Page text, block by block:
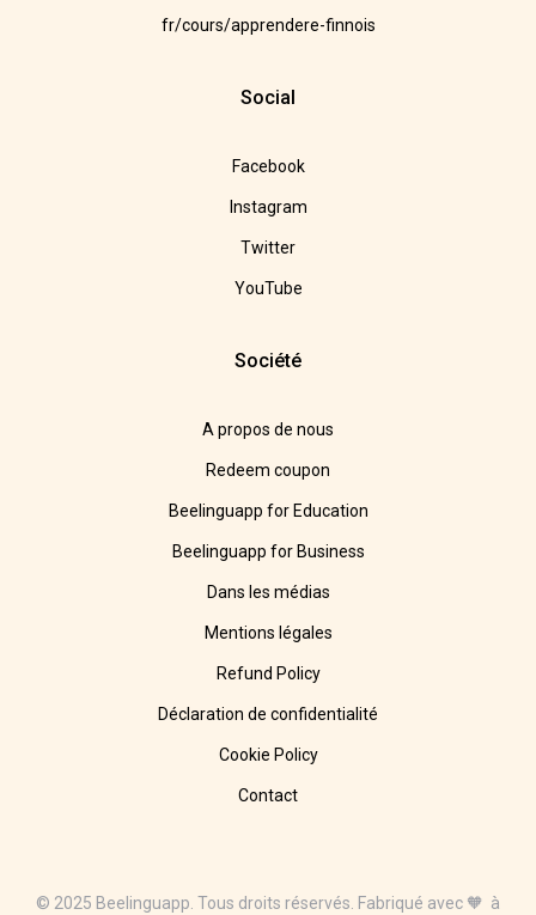
fr/cours/apprendere-finnois
Social
Facebook
Instagram
Twitter
YouTube
Société
A propos de nous
Redeem coupon
Beelinguapp for Education
Beelinguapp for Business
Dans les médias
Mentions légales
Refund Policy
Déclaration de confidentialité
Cookie Policy
Contact
© 2025 Beelinguapp. Tous droits réservés. Fabriqué avec 🧡 à